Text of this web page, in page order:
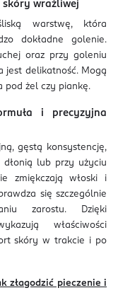
wrażliwej
warstwę, która
dokładne golenie.
oraz przy goleniu
jest delikatność. Mogą
pod żel czy piankę.
i precyzyjna
gęstą konsystencję,
dłonią lub przy użyciu
zmiękczają włoski i
się szczególnie
zarostu. Dzięki
właściwości
skóry w trakcie i po
złagodzić pieczenie i